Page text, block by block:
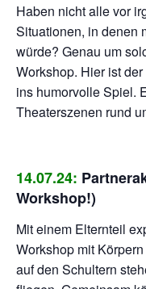
Haben nicht alle vor
Situationen, in denen
würde? Genau um
Workshop. Hier ist
ins humorvolle Spiel.
Theaterszenen rund
14.07.24:
Workshop!)
Mit einem Elternteil
Workshop mit
auf den Schultern